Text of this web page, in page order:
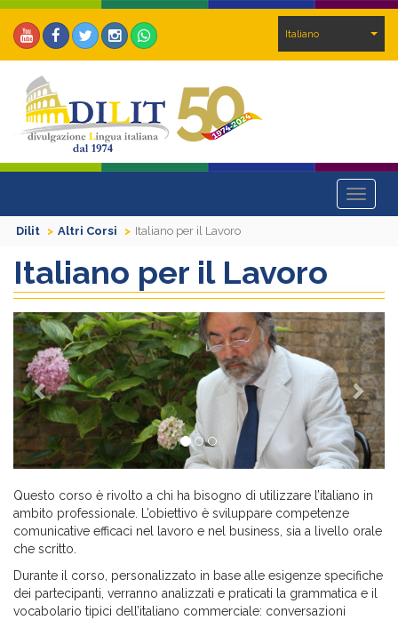
Italiano
Toggle
Dilit
Altri Corsi Italiano per il Lavoro
Italiano per il Lavoro
Previous Next
Questo corso è rivolto a chi ha bisogno di utilizzare l’italiano in
ambito professionale. L’obiettivo è sviluppare competenze
comunicative efficaci nel lavoro e nel business, sia a livello orale
che scritto.
Durante il corso, personalizzato in base alle esigenze specifiche
dei partecipanti, verranno analizzati e praticati la grammatica e il
vocabolario tipici dell’italiano commerciale: conversazioni